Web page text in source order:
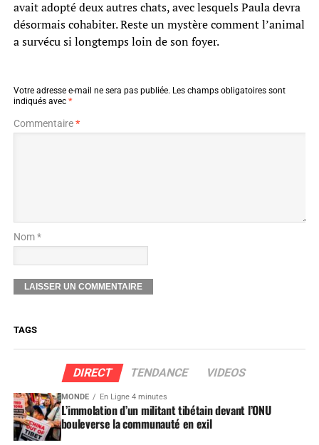
avait adopté deux autres chats, avec lesquels Paula devra
désormais cohabiter. Reste un mystère comment l’animal
a survécu si longtemps loin de son foyer.
Votre adresse e-mail ne sera pas publiée. Les champs obligatoires sont
indiqués avec *
Commentaire*
Nom *
TAGS
DIRECT TENDANCE VIDEOS
MONDE En Ligne 4 minutes
L’immolation d’un militant tibétain devant l’ONU
bouleverse la communauté en exil